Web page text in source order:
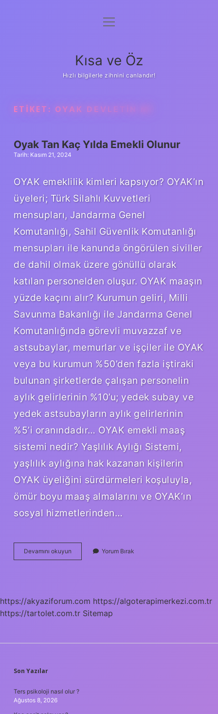
Anasayfa
Yasal Uyarı
menüyü
Kısa ve Öz
Hızlı bilgilerle zihnini canlandır!
ETIKET: OYAK DEVLETIN MI
Oyak Tan Kaç Yılda Emekli Olunur
Tarih: Kasım 21, 2024
OYAK emeklilik kimleri kapsıyor? OYAK’ın
üyeleri; Türk Silahlı Kuvvetleri
mensupları, Jandarma Genel
Komutanlığı, Sahil Güvenlik Komutanlığı
mensupları ile kanunda öngörülen siviller
de dahil olmak üzere gönüllü olarak
katılan personelden oluşur. OYAK maaşın
yüzde kaçını alır? Kurumun geliri, Milli
Savunma Bakanlığı ile Jandarma Genel
Komutanlığında görevli muvazzaf ve
astsubaylar, memurlar ve işçiler ile OYAK
veya bu kurumun %50’den fazla iştiraki
bulunan şirketlerde çalışan personelin
aylık gelirlerinin %10’u; yedek subay ve
yedek astsubayların aylık gelirlerinin
%5’i oranındadır… OYAK emekli maaş
sistemi nedir? Yaşlılık Aylığı Sistemi,
yaşlılık aylığına hak kazanan kişilerin
OYAK üyeliğini sürdürmeleri koşuluyla,
ömür boyu maaş almalarını ve OYAK’ın
sosyal hizmetlerinden…
Devamını okuyun
Tan
Yorum Bırak
https://akyaziforum.com https://algoterapimerkezi.com.tr
https://tartolet.com.tr Sitemap
SIDEBAR
Son Yazılar
Ters psikoloji nasıl olur ?
Ağustos 8, 2026